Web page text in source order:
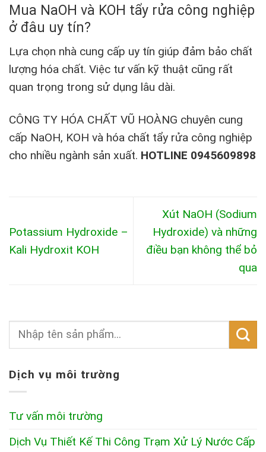
Mua NaOH và KOH tẩy rửa công nghiệp
ở đâu uy tín?
Lựa chọn nhà cung cấp uy tín giúp đảm bảo chất
lượng hóa chất. Việc tư vấn kỹ thuật cũng rất
quan trọng trong sử dụng lâu dài.
CÔNG TY HÓA CHẤT VŨ HOÀNG chuyên cung
cấp NaOH, KOH và hóa chất tẩy rửa công nghiệp
cho nhiều ngành sản xuất. HOTLINE 0945609898
Potassium Hydroxide –
Kali Hydroxit KOH
Xút NaOH (Sodium
Hydroxide) và những
điều bạn không thể bỏ
qua
Dịch vụ môi trường
Tư vấn môi trường
Dịch Vụ Thiết Kế Thi Công Trạm Xử Lý Nước Cấp